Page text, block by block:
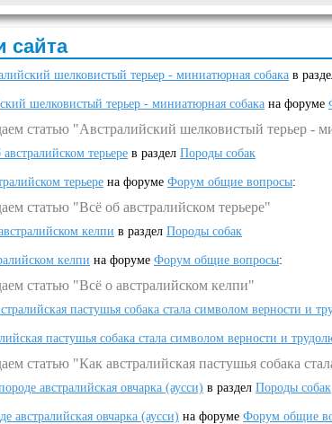
сайта
шелковистый терьер - миниатюрная собака в
шелковистый терьер - миниатюрная собака на форуме
статью "Австралийский шелковистый терьер -
терьере в раздел Породы собак
терьере на форуме Форум общие вопросы:
статью "Всё об австралийском терьере"
келпи в раздел Породы собак
келпи на форуме Форум общие вопросы:
статью "Всё о австралийском келпи"
пастушья собака стала символом верности и
пастушья собака стала символом верности и
статью "Как австралийская пастушья собака
австралийская овчарка (аусси) в раздел Породы собак
австралийская овчарка (аусси) на форуме Форум общие